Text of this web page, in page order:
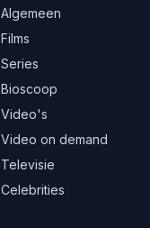
Algemeen
Films
Series
Bioscoop
Video's
Video on demand
Televisie
Celebrities